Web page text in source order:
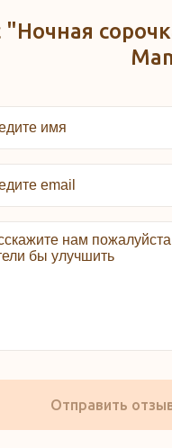
"Ночная
Отправить